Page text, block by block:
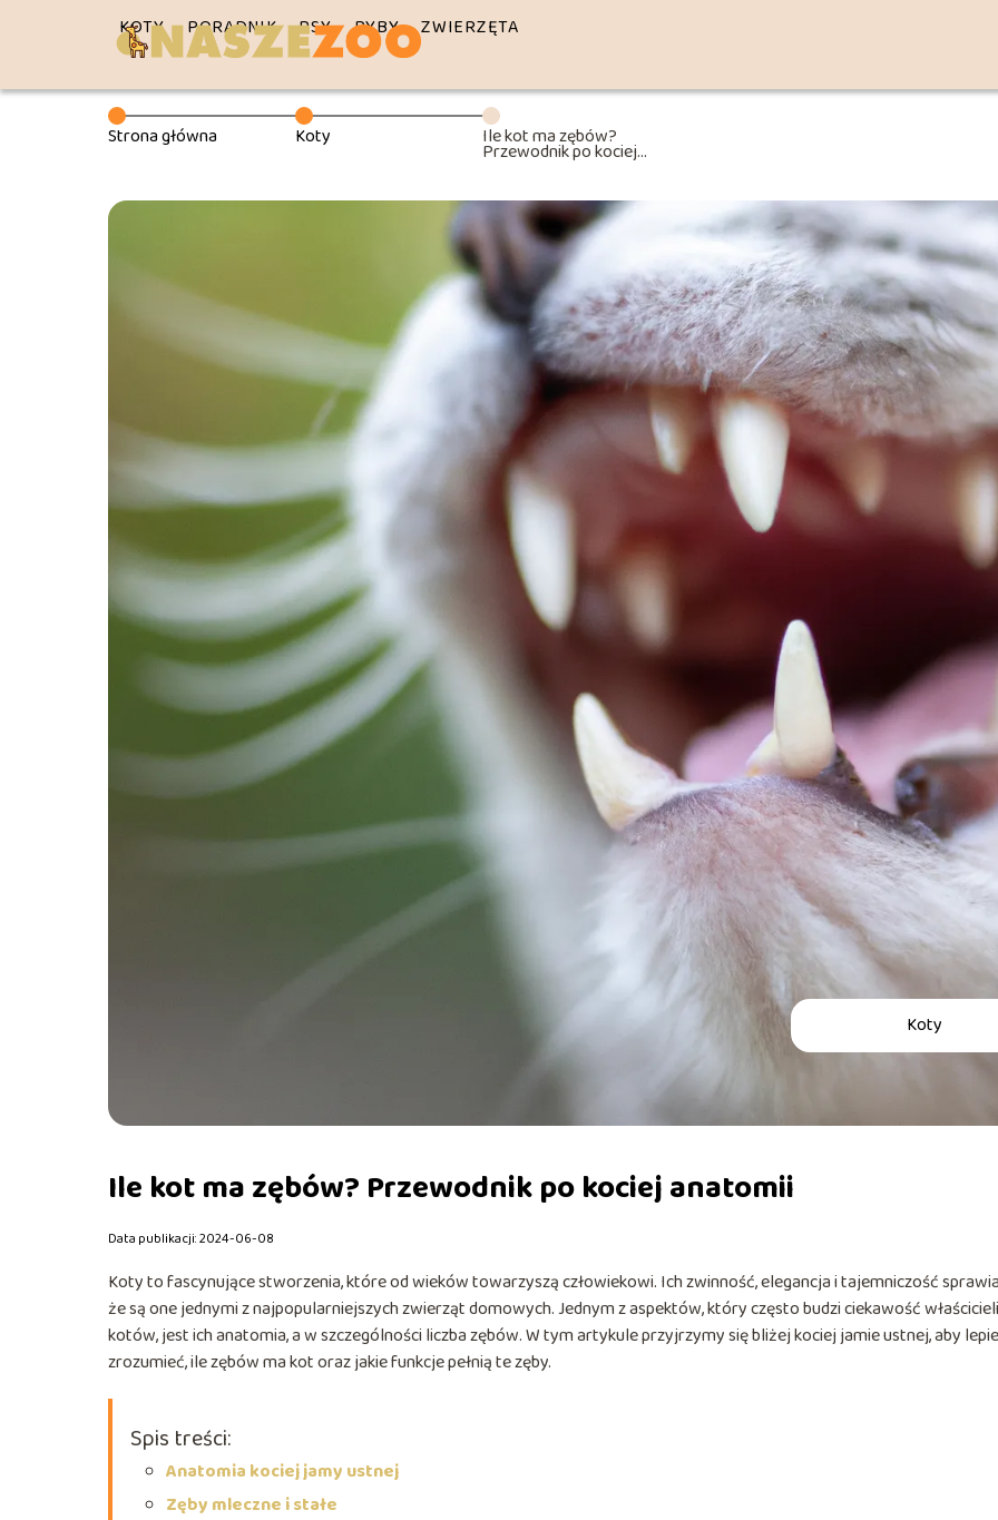
KOTY PORADNIK PSY RYBY ZWIERZĘTA
Strona główna Koty Ile kot ma zębów?
Przewodnik po kociej
Koty
Ile kot ma zębów? Przewodnik po kociej anatomii
Data publikacji: 2024-06-08
Koty to fascynujące stworzenia, które od wieków towarzyszą człowiekowi. Ich zwinność, elegancja i tajemniczość
że są one jednymi z najpopularniejszych zwierząt domowych. Jednym z aspektów, który często budzi ciekawość właścicieli
kotów, jest ich anatomia, a w szczególności liczba zębów. W tym artykule przyjrzymy się bliżej kociej jamie ustnej, aby
zrozumieć, ile zębów ma kot oraz jakie funkcje pełnią te zęby.
Spis treści:
Anatomia kociej jamy ustnej
Zęby mleczne i stałe